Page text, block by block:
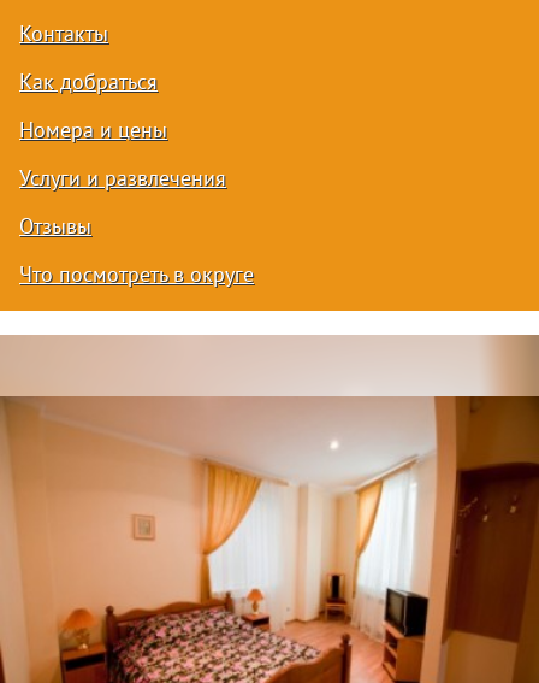
Контакты
Как добраться
Номера и цены
Услуги и развлечения
Отзывы
Что посмотреть в округе